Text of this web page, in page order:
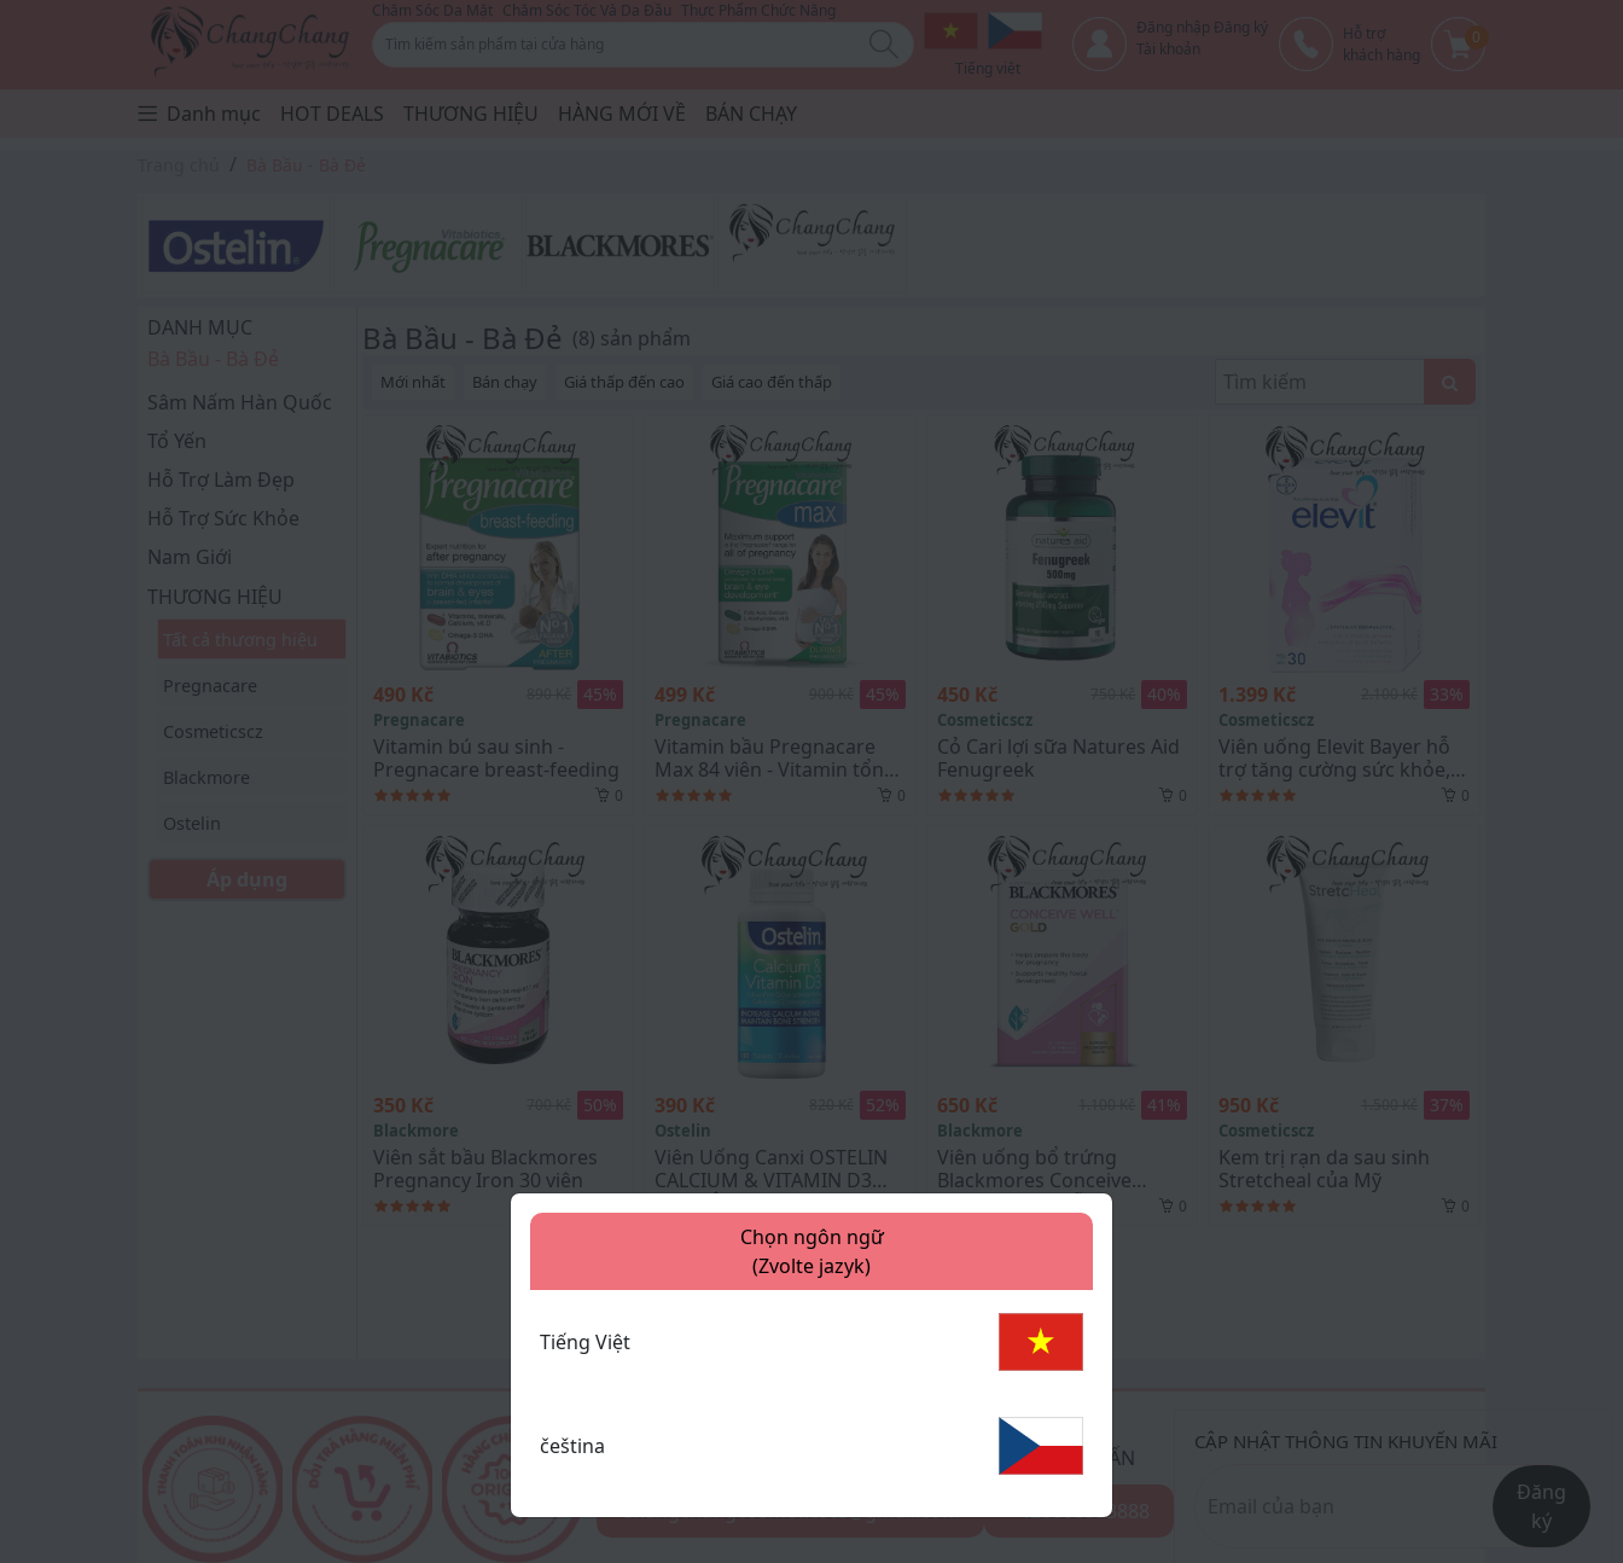
Chăm Sóc Da Mặt Chăm Sóc Tóc Và Da Đầu Thực Phẩm Chức Năng
Tiếng việt
Đăng nhập Đăng ký
Tài khoản
Hỗ trợ
khách hàng
0
Danh mục HOT DEALS THƯƠNG HIỆU HÀNG MỚI VỀ BÁN CHẠY
DANH MỤC
Sâm Nấm Hàn Quốc
Tổ Yến
Hỗ Trợ Làm Đẹp
Hỗ Trợ Sức Khỏe
Nam Giới
THƯƠNG HIỆU
Pregnacare
Cosmeticscz
Blackmore
Ostelin
Bà Bầu - Bà Đẻ (8) sản phẩm
Mới nhất Bán chạy Giá thấp đến cao Giá cao đến thấp
490 Kč 45%
Pregnacare
Vitamin bú sau sinh -
Pregnacare breast-feeding
0
499 Kč 45%
Pregnacare
Vitamin bầu Pregnacare
Max 84 viên - Vitamin tổng
hợp bà bầu số
0
450 Kč 40%
Cosmeticscz
Cỏ Cari lợi sữa Natures Aid
Fenugreek
0
1.399 Kč 33%
Cosmeticscz
Viên uống Elevit Bayer hỗ
trợ tăng cường sức khỏe,
nâng cao sức đề kháng
0
350 Kč 50%
Blackmore
Viên sắt bầu Blackmores
Pregnancy Iron 30 viên
390 Kč 52%
Ostelin
Viên Uống Canxi OSTELIN
CALCIUM & VITAMIN D3
650 Kč 41 %
Blackmore
Viên uống bổ trứng
Blackmores Conceive
Well™ Gold – Hỗ trợ thụ
0
950 Kč 37%
Cosmeticscz
Kem trị rạn da sau sinh
Stretcheal của Mỹ
0
« ‹ 1 › »
Changchangcosmeticscz@gmail.com
TƯ VẤN
+420608393888
CẬP NHẬT THÔNG TIN KHUYẾN MÃI
Đăng
ký
Chọn ngôn ngữ
(Zvolte jazyk)
Tiếng Việt
čeština